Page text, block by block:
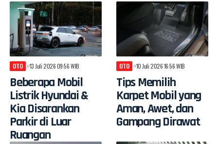
OTO 13 Juli 2026 09:56 WIB
Beberapa Mobil
Listrik Hyundai &
Kia Disarankan
Parkir di Luar
Ruangan
OTO 10 Juli 2026 16:56 WIB
Tips Memilih
Karpet Mobil yang
Aman, Awet, dan
Gampang Dirawat